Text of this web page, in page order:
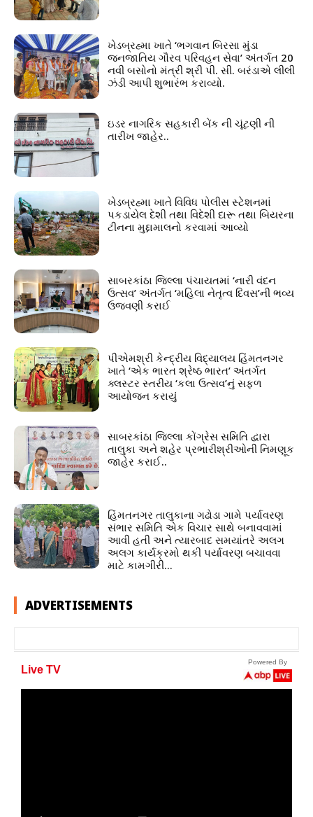
ખેડબ્રહ્મા ખાતે ‘ભગવાન બિરસા મુંડા
જનજાતિય ગૌરવ પરિવહન સેવા’ અંતર્ગત 20
નવી બસોનો મંત્રી શ્રી પી. સી. બરંડાએ લીલી
ઝંડી આપી શુભારંભ કરાવ્યો.
ઇડર નાગરિક સહકારી બેંક ની ચૂંટણી ની
તારીખ જાહેર..
ખેડબ્રહ્મા ખાતે વિવિધ પોલીસ સ્ટેશનમાં
પકડાયેલ દેશી તથા વિદેશી દારૂ તથા બિયરના
ટીનના મુદ્દામાલનો કરવામાં આવ્યો
સાબરકાંઠા જિલ્લા પંચાયતમાં ‘નારી વંદન
ઉત્સવ’ અંતર્ગત ‘મહિલા નેતૃત્વ દિવસ’ની ભવ્ય
ઉજવણી કરાઈ
પીએમશ્રી કેન્દ્રીય વિદ્યાલય હિંમતનગર
ખાતે ‘એક ભારત શ્રેષ્ઠ ભારત’ અંતર્ગત
ક્લસ્ટર સ્તરીય ‘કલા ઉત્સવ’નું સફળ
આયોજન કરાયું
સાબરકાંઠા જિલ્લા કોંગ્રેસ સમિતિ દ્વારા
તાલુકા અને શહેર પ્રભારીશ્રીઓની નિમણૂક
જાહેર કરાઈ..
હિંમતનગર તાલુકાના ગઢોડા ગામે પર્યાવરણ
સંભાર સમિતિ એક વિચાર સાથે બનાવવામાં
આવી હતી અને ત્યારબાદ સમયાંતરે અલગ
અલગ કાર્યક્રમો થકી પર્યાવરણ બચાવવા
માટે કામગીરી...
ADVERTISEMENTS